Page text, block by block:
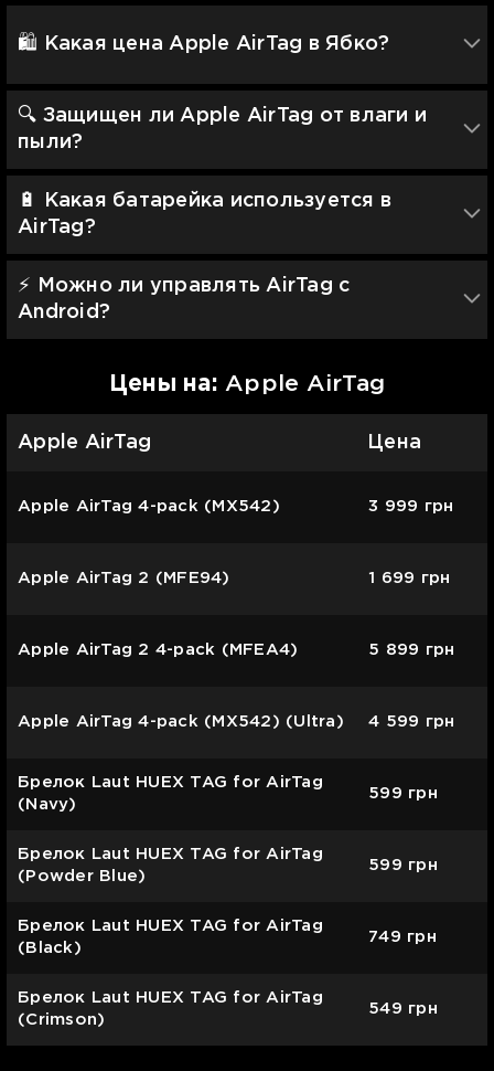
🛍️ Какая цена Apple AirTag в Ябко?
🔍 Защищен ли Apple AirTag от влаги и
пыли?
🔋 Какая батарейка используется в
AirTag?
⚡️ Можно ли управлять AirTag с
Android?
Цены на: Apple AirTag
Apple AirTag Цена
Apple AirTag 4-pack (MX542) 3 999 грн
Apple AirTag 2 (MFE94) 1 699 грн
Apple AirTag 2 4-pack (MFEA4) 5 899 грн
Apple AirTag 4-pack (MX542) (Ultra) 4 599 грн
Брелок Laut HUEX TAG for AirTag
(Navy)
599 грн
Брелок Laut HUEX TAG for AirTag
(Powder Blue)
599 грн
Брелок Laut HUEX TAG for AirTag
(Black)
749 грн
Брелок Laut HUEX TAG for AirTag
(Crimson)
549 грн